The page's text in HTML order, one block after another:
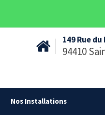
149 Rue
94410
Nos Installations